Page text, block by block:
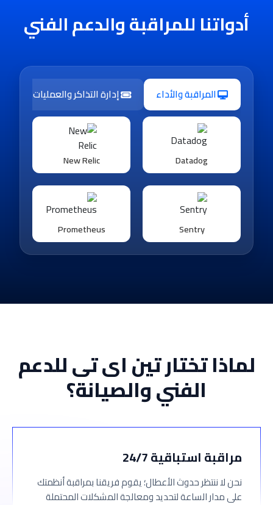
أدواتنا للمراقبة والدعم الفني
المراقبة والأداء إدارة التذاكر والعمليات
Datadog
New Relic
Sentry
Prometheus
لماذا تختار تين اى تى للدعم
الفني والصيانة؟
مراقبة استباقية 24/7
نحن لا ننتظر حدوث الأعطال؛ يقوم فريقنا بمراقبة أنظمتك
على مدار الساعة لتحديد ومعالجة المشكلات المحتملة